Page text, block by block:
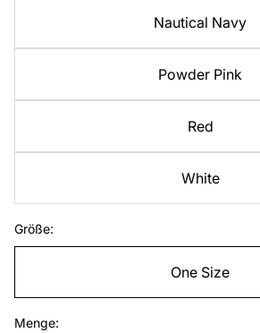
Nautical Navy
Powder Pink
Red
White
Größe:
One Size
Menge: